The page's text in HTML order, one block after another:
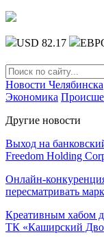
USD 82.17
Новости Челябинска
Экономика
Другие новости
Выход на
Freedom Holding
Онлайн-
пересматривать
Креативным хабом
ТК «Каширский